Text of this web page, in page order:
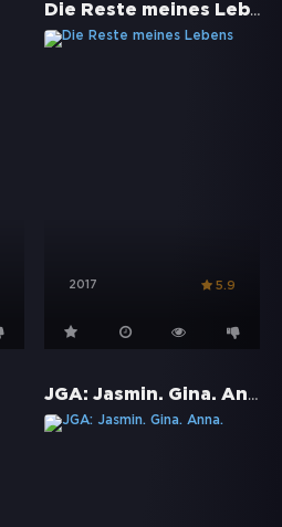
Die Reste meines Lebens
2017 5.9
JGA: Jasmin. Gina. Anna.